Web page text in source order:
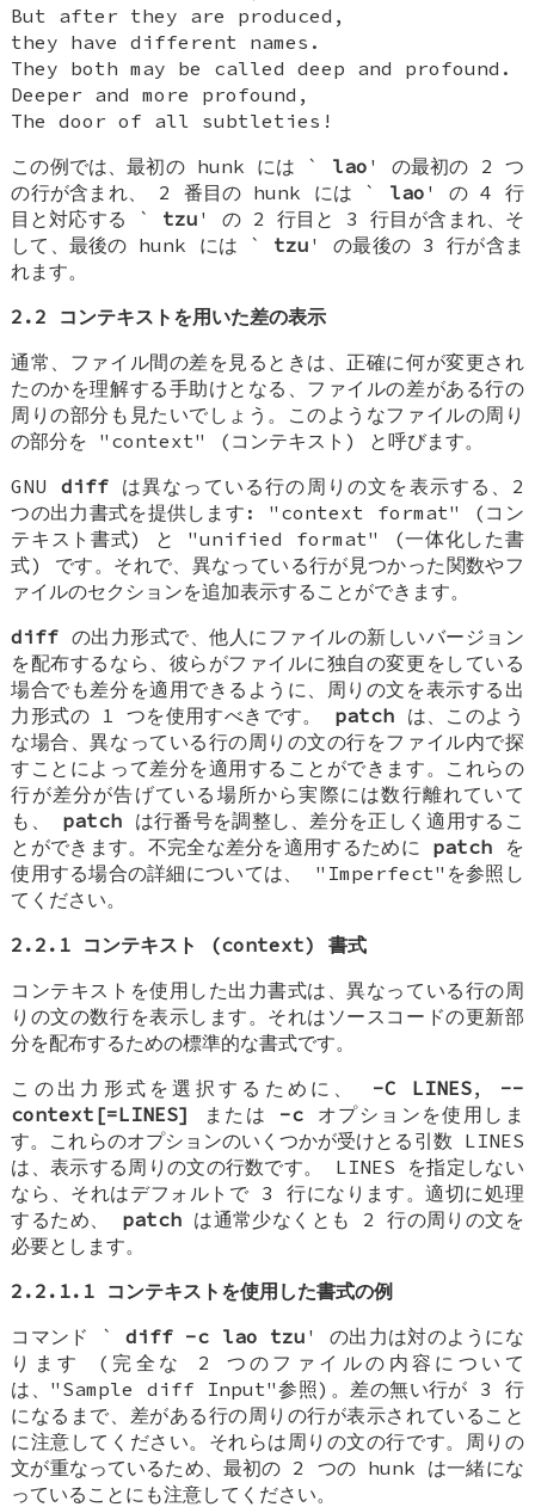
But after they are produced,
they have different names.
They both may be called deep and profound.
Deeper and more profound,
The door of all subtleties!
この例では、最初の hunk には ` lao ' の最初の 2 つ
の行が含まれ、 2 番目の hunk には ` lao ' の 4 行
目と対応する ` tzu ' の 2 行目と 3 行目が含まれ、そ
して、最後の hunk には ` tzu ' の最後の 3 行が含ま
れます。
2.2 コンテキストを用いた差の表示
通常、ファイル間の差を見るときは、正確に何が変更され
たのかを理解する手助けとなる、ファイルの差がある行の
周りの部分も見たいでしょう。このようなファイルの周り
の部分を "context" (コンテキスト) と呼びます。
GNU diffは異なっている行の周りの文を表示する、2
つの出力書式を提供します: "context format" (コン
テキスト書式) と "unified format" (一体化した書
式) です。それで、異なっている行が見つかった関数やフ
ァイルのセクションを追加表示することができます。
diff の出力形式で、他人にファイルの新しいバージョン
を配布するなら、彼らがファイルに独自の変更をしている
場合でも差分を適用できるように、周りの文を表示する出
力形式の 1 つを使用すべきです。 patch は、このよう
な場合、異なっている行の周りの文の行をファイル内で探
すことによって差分を適用することができます。これらの
行が差分が告げている場所から実際には数行離れていて
も、 patch は行番号を調整し、差分を正しく適用するこ
とができます。不完全な差分を適用するために patch を
使用する場合の詳細については、 "Imperfect"を参照し
てください。
2.2.1 コンテキスト (context) 書式
コンテキストを使用した出力書式は、異なっている行の周
りの文の数行を表示します。それはソースコードの更新部
分を配布するための標準的な書式です。
この出力形式を選択するために、 -C LINES, --
context[=LINES]
または -c オプションを使用しま
す。これらのオプションのいくつかが受けとる引数 LINES
は、表示する周りの文の行数です。 LINES を指定しない
なら、それはデフォルトで 3 行になります。適切に処理
するため、 patchは通常少なくとも 2 行の周りの文を
必要とします。
2.2.1.1 コンテキストを使用した書式の例
コマンド `diff -c lao tzu ' の出力は対のようにな
ります (完全な 2 つのファイルの内容について
は、"Sample diff Input"参照)。差の無い行が 3 行
になるまで、差がある行の周りの行が表示されていること
に注意してください。それらは周りの文の行です。周りの
文が重なっているため、最初の 2 つの hunk は一緒にな
っていることにも注意してください。